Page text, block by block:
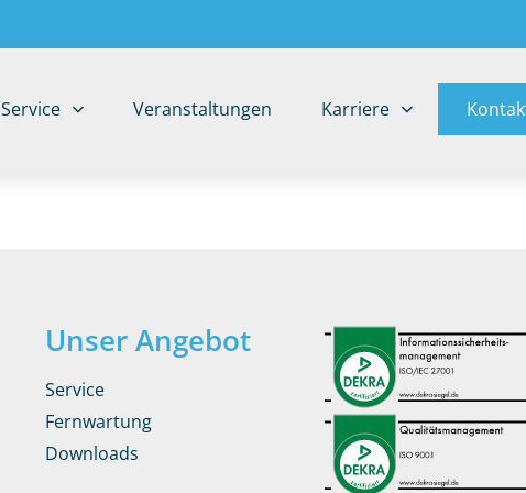
Service Veranstaltungen Karriere
Unser Angebot
Service
Fernwartung
Downloads